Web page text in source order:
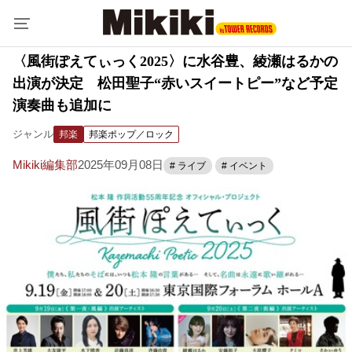
〈風街ぽえてぃっく2025〉に水谷豊、綾瀬はるかの
出演が決定 松田聖子“赤いスイートピー”など予定
演奏曲も追加に
ジャンル 邦楽 邦楽ポップ／ロック
Mikiki編集部2025年09月08日 # ライブ # イベント